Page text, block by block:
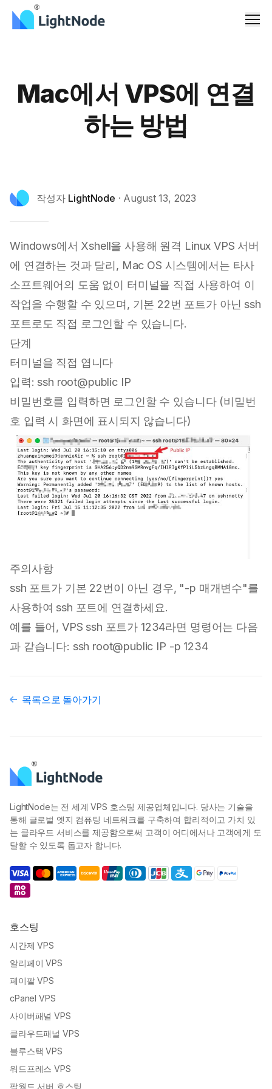
메뉴
Mac에서 VPS에 연결
하는 방법
작성자 LightNode · August 13, 2023
Windows에서 Xshell을 사용해 원격 Linux VPS 서버
에 연결하는 것과 달리, Mac OS 시스템에서는 타사
소프트웨어의 도움 없이 터미널을 직접 사용하여 이
작업을 수행할 수 있으며, 기본 22번 포트가 아닌 ssh
포트로도 직접 로그인할 수 있습니다.
단계
터미널을 직접 엽니다
입력: ssh root@public IP
비밀번호를 입력하면 로그인할 수 있습니다 (비밀번
호 입력 시 화면에 표시되지 않습니다)
주의사항
ssh 포트가 기본 22번이 아닌 경우, "-p 매개변수"를
사용하여 ssh 포트에 연결하세요.
예를 들어, VPS ssh 포트가 1234라면 명령어는 다음
과 같습니다: ssh root@public IP -p 1234
목록으로 돌아가기
LightNode는 전 세계 VPS 호스팅 제공업체입니다. 당사는 기술을
통해 글로벌 엣지 컴퓨팅 네트워크를 구축하여 합리적이고 가치 있
는 클라우드 서비스를 제공함으로써 고객이 어디에서나 고객에게 도
달할 수 있도록 돕고자 합니다.
호스팅
시간제 VPS
알리페이 VPS
페이팔 VPS
cPanel VPS
사이버패널 VPS
클라우드패널 VPS
블루스택 VPS
워드프레스 VPS
팔월드 서버 호스팅